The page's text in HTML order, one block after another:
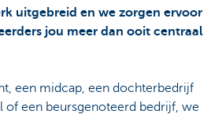
uitgebreid en we zorgen ervoor
jou meer dan ooit centraal
een midcap, een dochterbedrijf
of een beursgenoteerd bedrijf, we